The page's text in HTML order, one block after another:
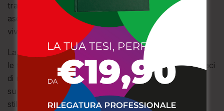
trasporto, ma anche uno spazio personale in cui si
ascolta musica (65%), si effettuano chiamate in
vivavoce (29%) e si riflette (20%).
La ricerca evidenzia un crescente interesse per
le tecnologie telematiche, come la scatola nera, capaci
di monitorare a distanza posizione e velocità, fornire
supporto in caso di imprevisti e persino migliorare lo
stile di guida. Tra i servizi più apprezzati spiccano